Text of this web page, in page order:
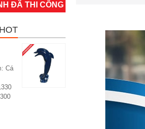
ĐÃ THI CÔNG
Cá